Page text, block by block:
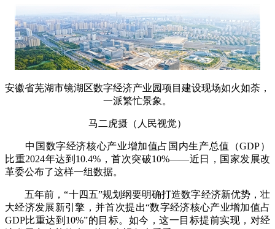
安徽省芜湖市镜湖区数字经济产业园项目建设现场如火如荼，
一派繁忙景象。
马二虎摄（人民视觉）
中国数字经济核心产业增加值占国内生产总值（GDP）
比重2024年达到10.4%，首次突破10%——近日，国家发展改
革委公布了这样一组数据。
五年前，“十四五”规划纲要明确打造数字经济新优势，壮
大经济发展新引擎，并首次提出“数字经济核心产业增加值占
GDP比重达到10%”的目标。如今，这一目标提前实现，对经